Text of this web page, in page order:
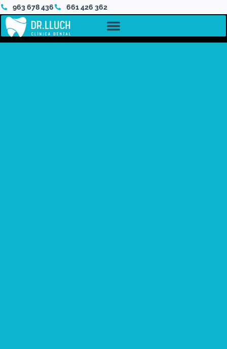
963 678 436 661 426 362